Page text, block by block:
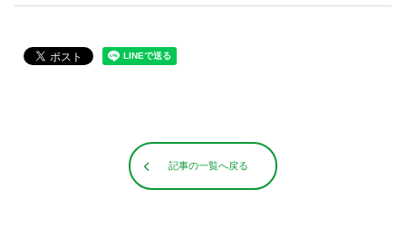
記事の一覧へ戻る